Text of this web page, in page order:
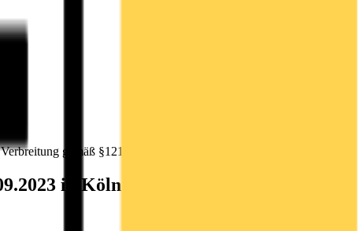
gemäß §121 AktG
in Köln mit dem Ziel der